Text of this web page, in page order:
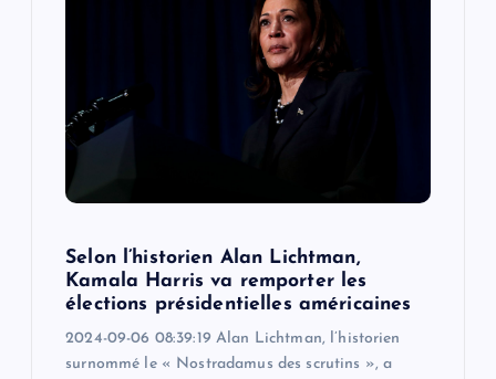
Selon l’historien Alan Lichtman,
Kamala Harris va remporter les
élections présidentielles américaines
2024-09-06 08:39:19 Alan Lichtman, l’historien
surnommé le « Nostradamus des scrutins », a